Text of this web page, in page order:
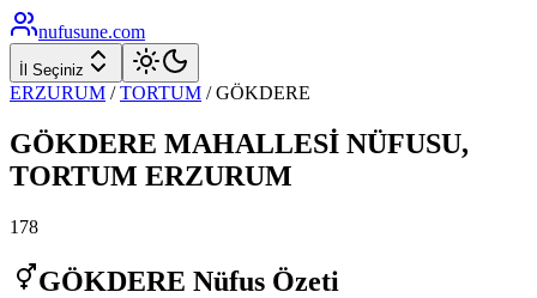
nufusune.com
İl Seçiniz
ERZURUM / TORTUM /GÖKDERE
GÖKDERE MAHALLESİ NÜFUSU,
TORTUM ERZURUM
178
GÖKDERE Nüfus Özeti